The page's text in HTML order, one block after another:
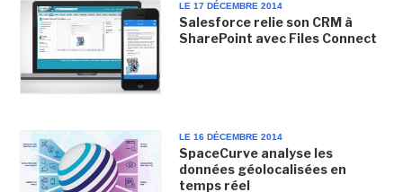
LE 17 DÉCEMBRE 2014
Salesforce relie son CRM à
SharePoint avec Files Connect
LE 16 DÉCEMBRE 2014
SpaceCurve analyse les
données géolocalisées en
temps réel